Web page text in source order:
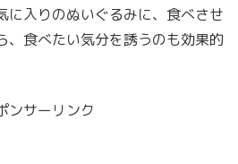
に入りのぬいぐるみに、食べさせ
、食べたい気分を誘うのも効果的
ンサーリンク